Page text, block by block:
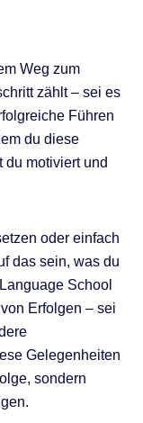
Weg zum
zählt – sei es
Führen
du diese
du motiviert und
oder einfach
das sein, was du
School
Erfolgen – sei
Gelegenheiten
sondern